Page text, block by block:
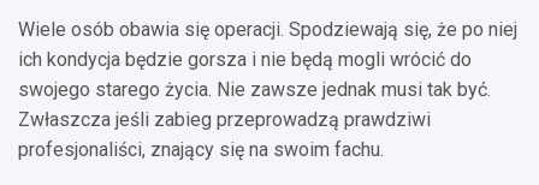
Wiele osób obawia się operacji. Spodziewają się, że po niej
ich kondycja będzie gorsza i nie będą mogli wrócić do
swojego starego życia. Nie zawsze jednak musi tak być.
Zwłaszcza jeśli zabieg przeprowadzą prawdziwi
profesjonaliści, znający się na swoim fachu.